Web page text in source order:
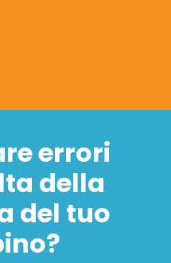
errori
della
del tuo